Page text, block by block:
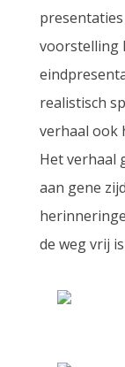
voorstelling
realistisch
verhaal ook
Het verhaal
aan gene
de weg vrij